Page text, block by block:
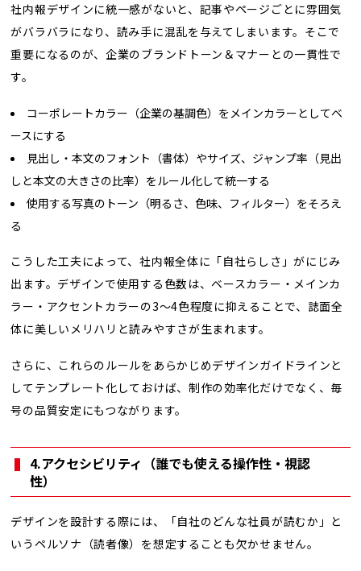
社内報デザインに統一感がないと、記事やページごとに雰囲気
がバラバラになり、読み手に混乱を与えてしまいます。そこで
重要になるのが、企業のブランドトーン＆マナーとの一貫性で
す。
コーポレートカラー（企業の基調色）をメインカラーとしてベ
ースにする
見出し・本文のフォント（書体）やサイズ、ジャンプ率（見出
しと本文の大きさの比率）をルール化して統一する
使用する写真のトーン（明るさ、色味、フィルター）をそろえ
る
こうした工夫によって、社内報全体に「自社らしさ」がにじみ
出ます。デザインで使用する色数は、ベースカラー・メインカ
ラー・アクセントカラーの3〜4色程度に抑えることで、誌面全
体に美しいメリハリと読みやすさが生まれます。
さらに、これらのルールをあらかじめデザインガイドラインと
してテンプレート化しておけば、制作の効率化だけでなく、毎
号の品質安定にもつながります。
4.アクセシビリティ（誰でも使える操作性・視認
性）
デザインを設計する際には、「自社のどんな社員が読むか」と
いうペルソナ（読者像）を想定することも欠かせません。